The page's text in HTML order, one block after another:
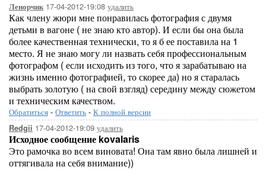
Ленорчик17-04-2012-19:08 удалить
Как члену жюри мне понравилась фотография с двумя
детьми в вагоне ( не знаю кто автор). И если бы она была
более качественная технически, то я б ее поставила на 1
место. Я не знаю могу ли назвать себя профессиональным
фотографом ( если исходить из того, что я зарабатываю на
жизнь именно фотографией, то скорее да) но я старалась
выбрать золотую ( на свой взгляд) середину между сюжетом
и техническим качеством.
Обратиться - Ответить - К полной версии
Redgii 17-04-2012-19:09 удалить
Исходное сообщение kovalaris
Это рамочка во всем виновата! Она там явно была лишней и
оттягивала на себя внимание))